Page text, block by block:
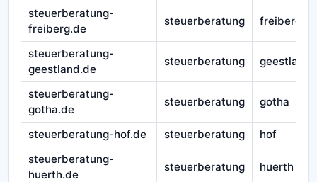
steuerberatung-
freiberg.de
steuerberatung freiberg
steuerberatung-
geestland.de
steuerberatung geestland
steuerberatung-
gotha.de
steuerberatung gotha
steuerberatung-hof.de steuerberatung
hof
steuerberatung-
huerth.de
steuerberatung huerth